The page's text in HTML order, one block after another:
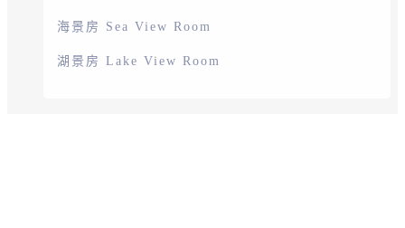
海景房 Sea View Room
湖景房 Lake View Room